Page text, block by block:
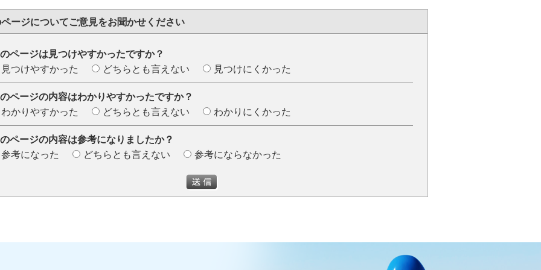
ページについてご意見をお聞かせください
ページは見つけやすかったですか？
見つけやすかった
どちらとも言えない 見つけにくかった
ページの内容はわかりやすかったですか？
わかりやすかった
どちらとも言えない わかりにくかった
ページの内容は参考になりましたか？
参考になった
どちらとも言えない 参考にならなかった